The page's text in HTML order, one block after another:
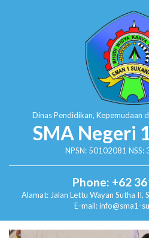
Dinas Pendidikan, Kepemudaan
SMA Negeri
NPSN: 50102081
Phone: +62
Alamat: Jalan Lettu Wayan Sutha II,
E-mail: info@sma1-